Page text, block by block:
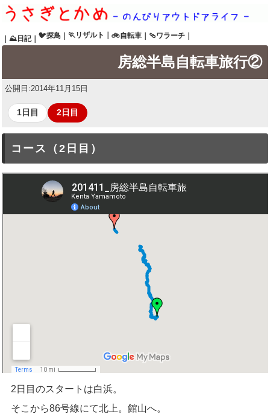
⛰日記｜ 🐦探鳥 🏃リザルト 🚲自転車 🩴ワラーチ
房総半島自転車旅行②
公開日:2014年11月15日
1日目 2日目
コース（2日目）
2日目のスタートは白浜。
そこから86号線にて北上。館山へ。